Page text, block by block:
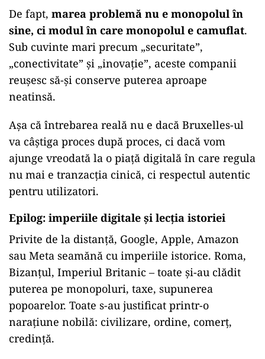
De fapt, marea problemă nu e monopolul în
sine, ci modul în care monopolul e camuflat.
Sub cuvinte mari precum „securitate”,
„conectivitate” și „inovație”, aceste companii
reușesc să-și conserve puterea aproape
neatinsă.
Așa că întrebarea reală nu e dacă Bruxelles-ul
va câștiga proces după proces, ci dacă vom
ajunge vreodată la o piață digitală în care regula
nu mai e tranzacția cinică, ci respectul autentic
pentru utilizatori.
Epilog: imperiile digitale și lecția istoriei
Privite de la distanță, Google, Apple, Amazon
sau Meta seamănă cu imperiile istorice. Roma,
Bizanțul, Imperiul Britanic – toate și-au clădit
puterea pe monopoluri, taxe, supunerea
popoarelor. Toate s-au justificat printr-o
narațiune nobilă: civilizare, ordine, comerț,
credință.